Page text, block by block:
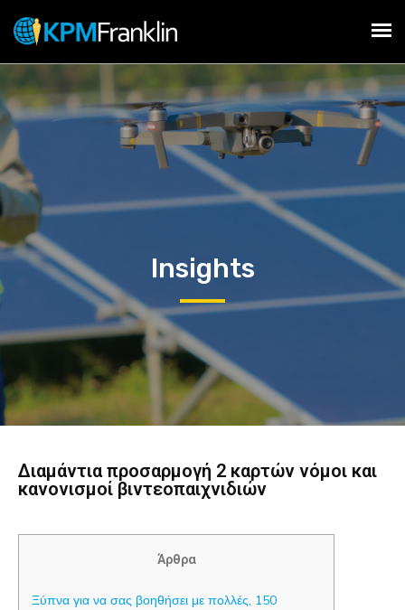
Insights
Διαμάντια προσαρμογή 2 καρτών νόμοι και
κανονισμοί βιντεοπαιχνιδιών
Άρθρα
Ξύπνα για να σας βοηθήσει με πολλές, 150